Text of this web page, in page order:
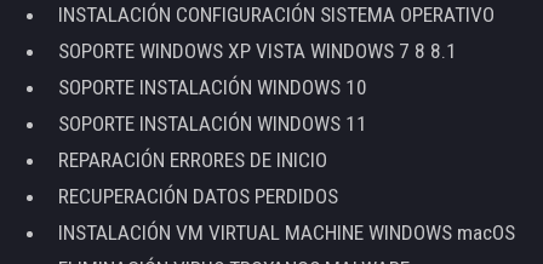
INSTALACIÓN CONFIGURACIÓN SISTEMA OPERATIVO
SOPORTE WINDOWS XP VISTA WINDOWS 7 8 8.1
SOPORTE INSTALACIÓN WINDOWS 10
SOPORTE INSTALACIÓN WINDOWS 11
REPARACIÓN ERRORES DE INICIO
RECUPERACIÓN DATOS PERDIDOS
INSTALACIÓN VM VIRTUAL MACHINE WINDOWS macOS